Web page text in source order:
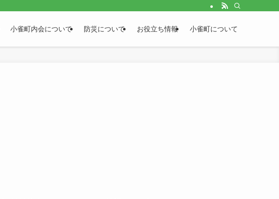
小雀町内会について 防災について お役立ち情報 小雀町について